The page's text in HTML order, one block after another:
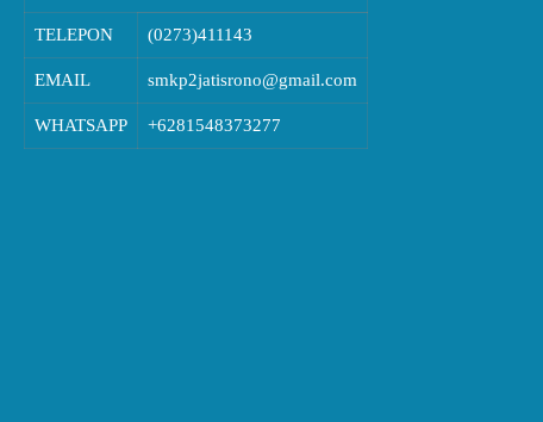
TELEPON (0273)411143
EMAIL smkp2jatisrono@gmail.com
WHATSAPP +6281548373277